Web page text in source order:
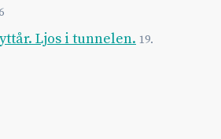
Ljos i tunnelen. 19.